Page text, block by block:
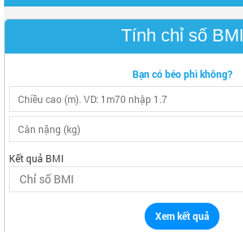
Tính chỉ số BMI
Bạn có béo phì không?
Kết quả BMI
Xem kết quả